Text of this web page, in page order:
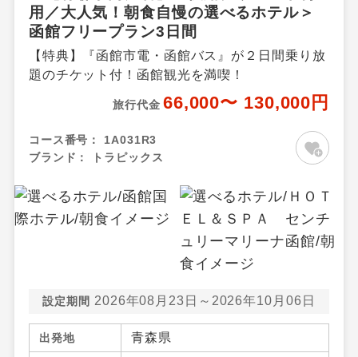
用／大人気！朝食自慢の選べるホテル＞
函館フリープラン3日間
【特典】『函館市電・函館バス』が２日間乗り放
題のチケット付！函館観光を満喫！
旅行代金 66,000〜 130,000円
コース番号：
1A031R3
ブランド：
トラピックス
設定期間 2026年08月23日～2026年10月06日
出発地 青森県